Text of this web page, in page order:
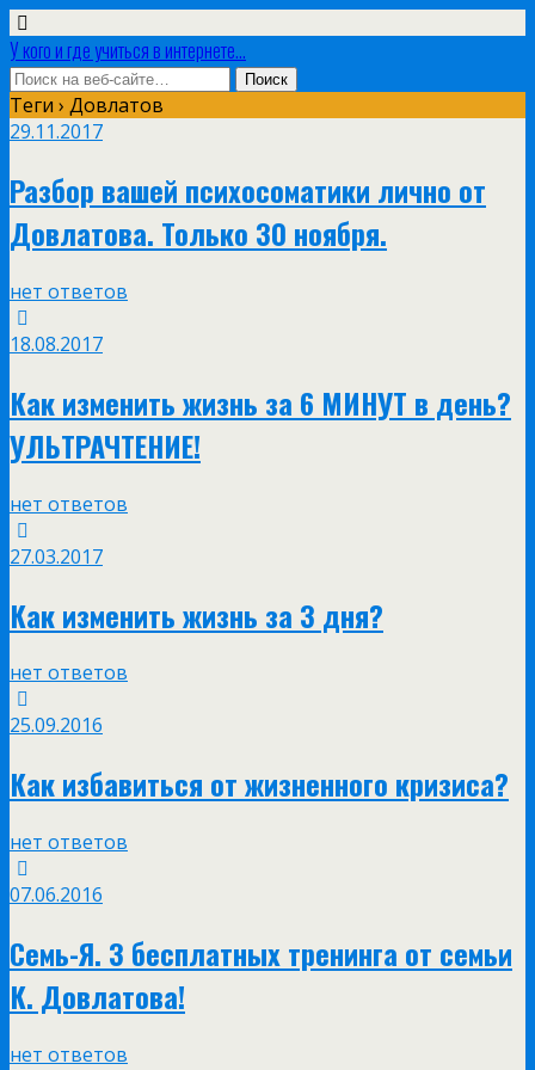
У кого и где учиться в интернете...
Теги › Довлатов
29.11.2017
Разбор вашей психосоматики лично от
Довлатова. Только 30 ноября.
нет ответов
18.08.2017
Как изменить жизнь за 6 МИНУТ в день?
УЛЬТРАЧТЕНИЕ!
нет ответов
27.03.2017
Как изменить жизнь за 3 дня?
нет ответов
25.09.2016
Как избавиться от жизненного кризиса?
нет ответов
07.06.2016
Семь-Я. 3 бесплатных тренинга от семьи
К. Довлатова!
нет ответов